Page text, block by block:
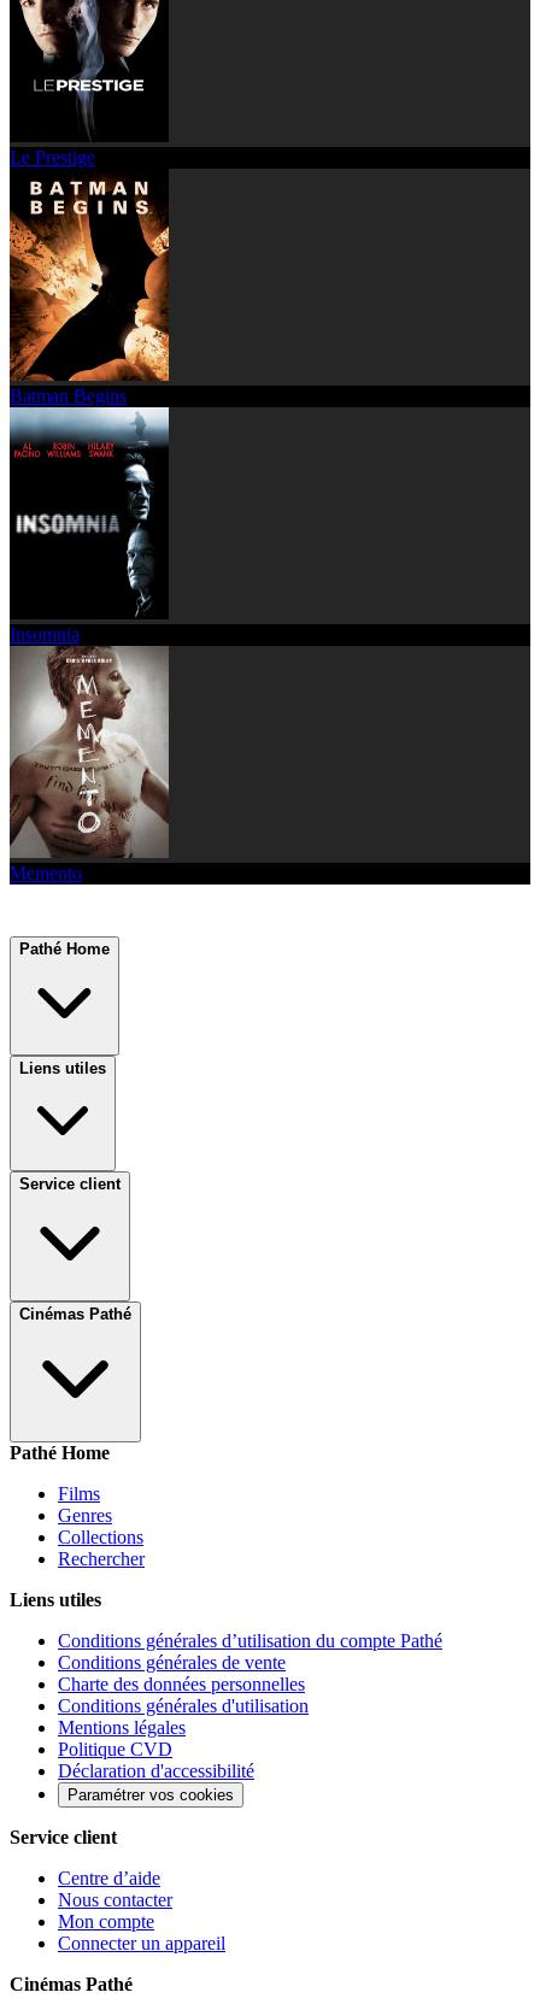
Le Prestige
Batman Begins
Insomnia
Memento
Pathé Home
Liens utiles
Service client
Cinémas Pathé
Pathé Home
Films
Genres
Collections
Rechercher
Liens utiles
Conditions générales d’utilisation du compte Pathé
Conditions générales de vente
Charte des données personnelles
Conditions générales d'utilisation
Mentions légales
Politique CVD
Déclaration d'accessibilité
Paramétrer vos cookies
Service client
Centre d’aide
Nous contacter
Mon compte
Connecter un appareil
Cinémas Pathé